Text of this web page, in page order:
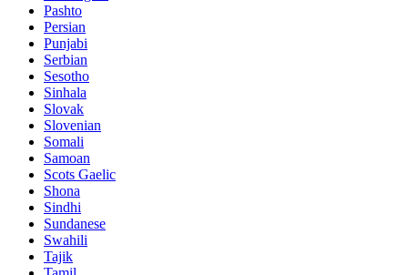
Pashto
Persian
Punjabi
Serbian
Sesotho
Sinhala
Slovak
Slovenian
Somali
Samoan
Scots Gaelic
Shona
Sindhi
Sundanese
Swahili
Tajik